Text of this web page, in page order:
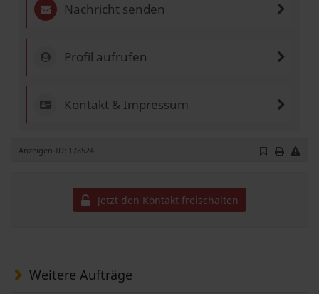
Nachricht senden
Profil aufrufen
Kontakt & Impressum
Anzeigen-ID: 178524
Jetzt den Kontakt freischalten
Weitere Aufträge